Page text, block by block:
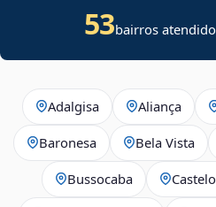
53bairros
Adalgisa Aliança
Baronesa Bela Vista
Bussocaba